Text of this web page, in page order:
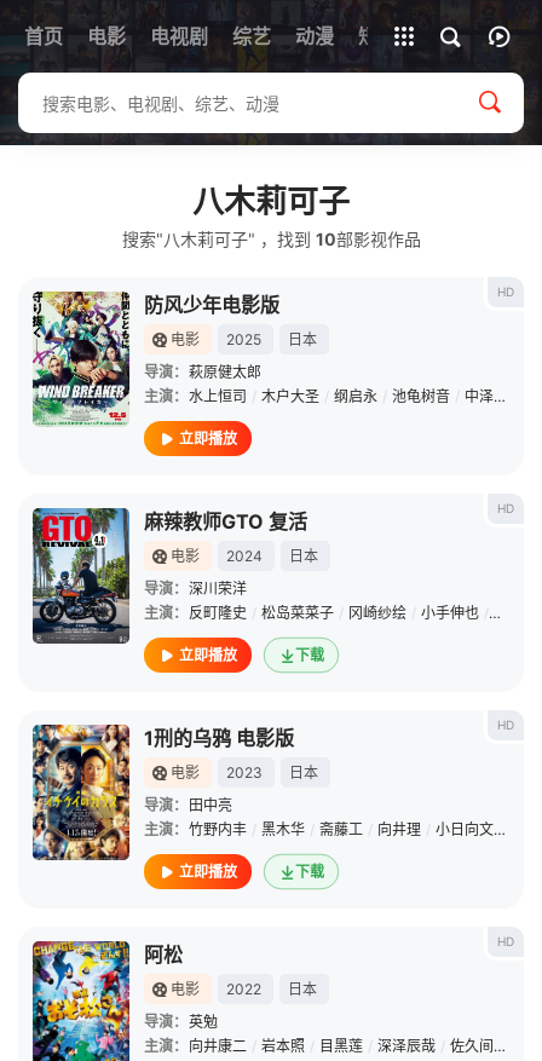
首页 电影 电视剧 综艺 动漫 短剧
全部影片
八木莉可子
搜索"八木莉可子" ，找到 10部影视作品
HD
防风少年电影版
电影 2025
日本
导演： 萩原健太郎
主演： 水上恒司 / 木户大圣 / 纲启永 / 池龟树音 / 中泽元纪
立即播放
HD
麻辣教师GTO 复活
电影 2024
日本
导演： 深川荣洋
主演： 反町隆史 / 松岛菜菜子 / 冈崎纱绘 / 小手伸也 / 八木莉
立即播放 下载
HD
1刑的乌鸦 电影版
电影 2023
日本
导演：
田中亮
主演： 竹野内丰 / 黑木华 / 斋藤工 / 向井理 / 小日向文世
立即播放 下载
HD
阿松
电影 2022
日本
导演： 英勉
主演： 向井康二 / 岩本照 / 目黑莲 / 深泽辰哉 / 佐久间大介